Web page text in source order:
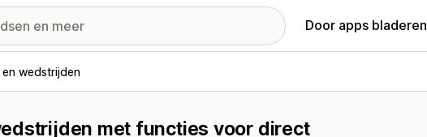
Door apps bladeren
wedstrijden
met functies voor direct